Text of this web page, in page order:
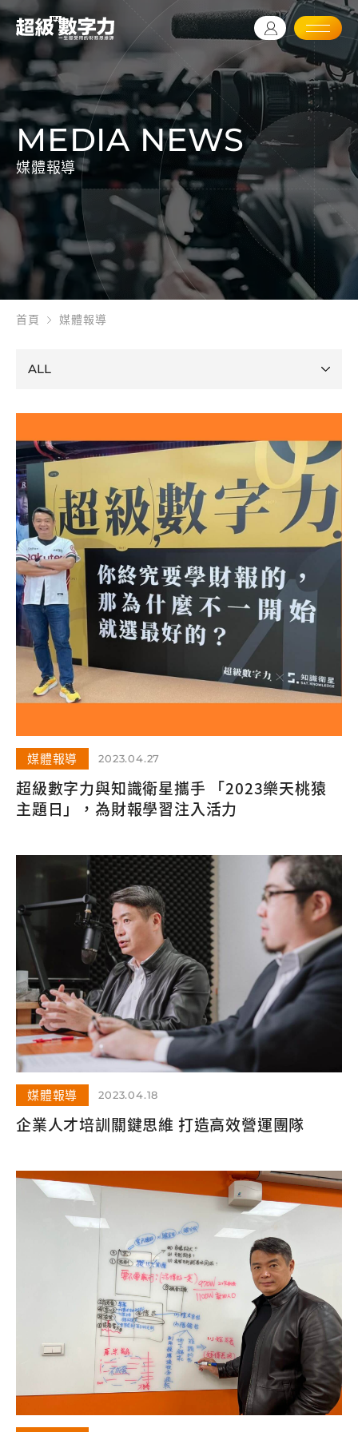
MEDIA NEWS
媒體報導
首頁 媒體報導
媒體報導 2023.04.27
超級數字力與知識衛星攜手 「2023樂天桃猿
主題日」，為財報學習注入活力
媒體報導 2023.04.18
企業人才培訓關鍵思維 打造高效營運團隊